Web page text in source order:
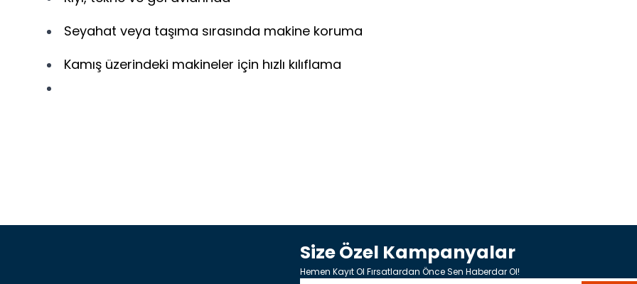
Seyahat veya taşıma sırasında makine koruma
Kamış üzerindeki makineler için hızlı kılıflama
Size Özel Kampanyalar
Hemen Kayıt Ol Fırsatlardan Önce Sen Haberdar Ol!